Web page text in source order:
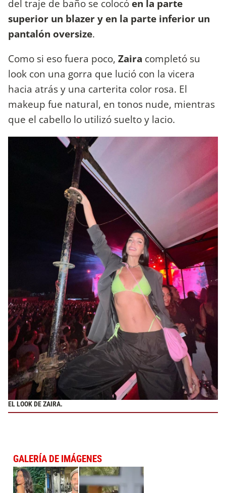
del traje de baño se colocó en la parte
superior un blazer y en la parte inferior un
pantalón oversize.
Como si eso fuera poco, Zaira completó su
look con una gorra que lució con la vicera
hacia atrás y una carterita color rosa. El
makeup fue natural, en tonos nude, mientras
que el cabello lo utilizó suelto y lacio.
EL LOOK DE ZAIRA.
GALERÍA DE IMÁGENES